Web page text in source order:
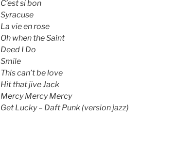
C’est si bon
Syracuse
La vie en rose
Oh when the Saint
Deed I Do
Smile
This can’t be love
Hit that jive Jack
Mercy Mercy Mercy
Get Lucky – Daft Punk (version jazz)